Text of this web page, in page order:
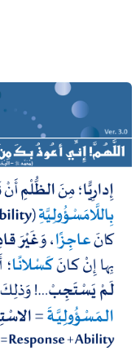
اللهم! إني
(محمد ﷺ –